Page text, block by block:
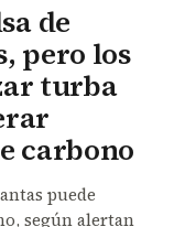
de
pero los
turba
carbono
puede
según alertan